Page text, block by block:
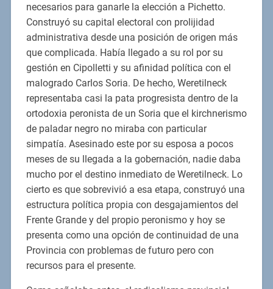
necesarios para ganarle la elección a Pichetto.
Construyó su capital electoral con prolijidad
administrativa desde una posición de origen más
que complicada. Había llegado a su rol por su
gestión en Cipolletti y su afinidad política con el
malogrado Carlos Soria. De hecho, Weretilneck
representaba casi la pata progresista dentro de la
ortodoxia peronista de un Soria que el kirchnerismo
de paladar negro no miraba con particular
simpatía. Asesinado este por su esposa a pocos
meses de su llegada a la gobernación, nadie daba
mucho por el destino inmediato de Weretilneck. Lo
cierto es que sobrevivió a esa etapa, construyó una
estructura política propia con desgajamientos del
Frente Grande y del propio peronismo y hoy se
presenta como una opción de continuidad de una
Provincia con problemas de futuro pero con
recursos para el presente.